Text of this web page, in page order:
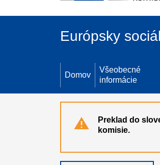
Európsky
Domov
Všeobecné
informácie
Preklad do
komisie.